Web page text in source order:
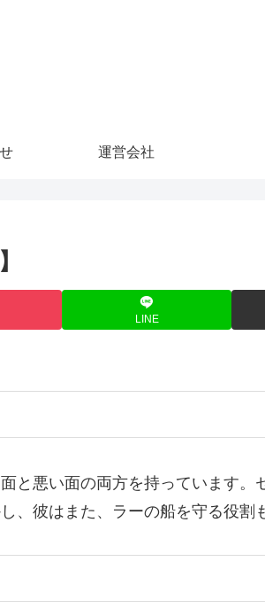
運営会社
LINE
と悪い面の両方を持っています。
彼はまた、ラーの船を守る役割